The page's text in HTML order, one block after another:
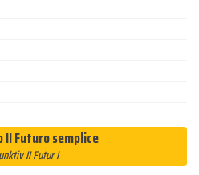
II Futuro semplice
II Futur I